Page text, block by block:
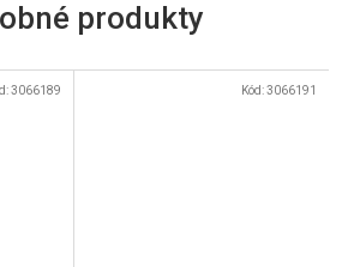
3066189 Kód:3066191